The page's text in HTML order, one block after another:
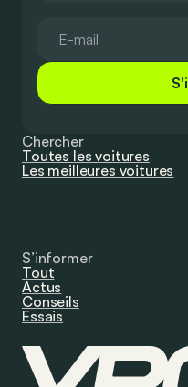
Chercher
Toutes les voitures
Les meilleures voitures
S’informer
Tout
Actus
Conseils
Essais